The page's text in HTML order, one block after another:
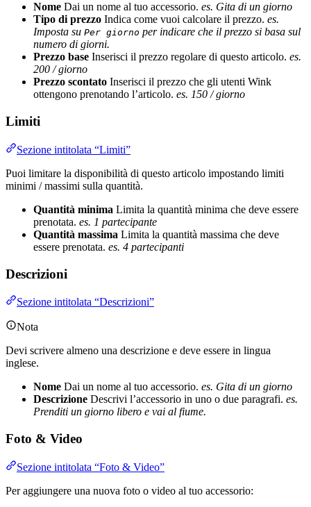
Nome Dai un nome al tuo accessorio. es. Gita di un giorno
Tipo di prezzo Indica come vuoi calcolare il prezzo. es.
Imposta su Per giorno per indicare che il prezzo si basa sul
numero di giorni.
Prezzo base Inserisci il prezzo regolare di questo articolo. es.
200 / giorno
Prezzo scontato Inserisci il prezzo che gli utenti Wink
ottengono prenotando l’articolo. es. 150 / giorno
Limiti
Sezione intitolata “Limiti”
Puoi limitare la disponibilità di questo articolo impostando limiti
minimi / massimi sulla quantità.
Quantità minima Limita la quantità minima che deve essere
prenotata. es. 1 partecipante
Quantità massima Limita la quantità massima che deve
essere prenotata. es. 4 partecipanti
Descrizioni
Sezione intitolata “Descrizioni”
Nota
Devi scrivere almeno una descrizione e deve essere in lingua
inglese.
Nome Dai un nome al tuo accessorio. es. Gita di un giorno
Descrizione Descrivi l’accessorio in uno o due paragrafi. es.
Prenditi un giorno libero e vai al fiume.
Foto & Video
Sezione intitolata “Foto & Video”
Per aggiungere una nuova foto o video al tuo accessorio: